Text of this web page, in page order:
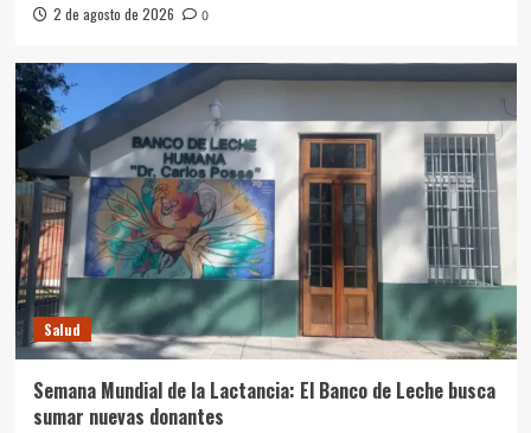
2 de agosto de 2026 0
Salud
Semana Mundial de la Lactancia: El Banco de Leche busca
sumar nuevas donantes